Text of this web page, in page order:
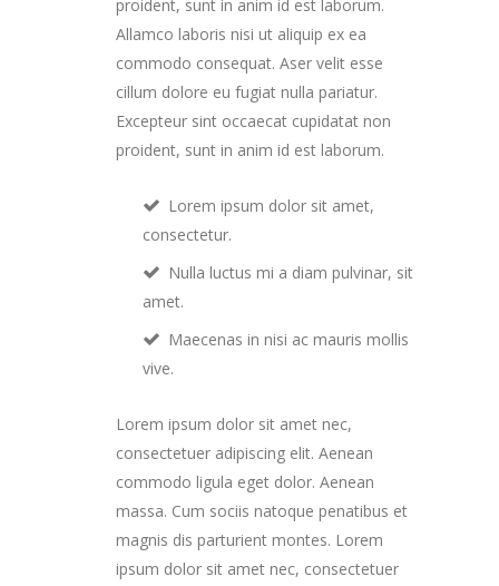
proident, sunt in anim id est laborum.
Allamco laboris nisi ut aliquip ex ea
commodo consequat. Aser velit esse
cillum dolore eu fugiat nulla pariatur.
Excepteur sint occaecat cupidatat non
proident, sunt in anim id est laborum.
Lorem ipsum dolor sit amet,
consectetur.
Nulla luctus mi a diam pulvinar, sit
amet.
Maecenas in nisi ac mauris mollis
vive.
Lorem ipsum dolor sit amet nec,
consectetuer adipiscing elit. Aenean
commodo ligula eget dolor. Aenean
massa. Cum sociis natoque penatibus et
magnis dis parturient montes. Lorem
ipsum dolor sit amet nec, consectetuer